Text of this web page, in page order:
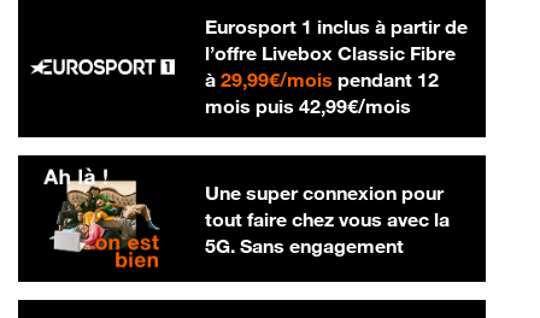
Eurosport 1 inclus à partir de
l’offre Livebox Classic Fibre
à 29,99€/mois29,99 € par mois
pendant 12
mois puis 42,99€/mois42,99 € par
Une super connexion pour
tout faire chez vous avec la
5G. Sans engagement